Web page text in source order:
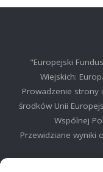
"Europejski
Wiejskich:
Prowadzenie strony
środków Unii
Wspólnej
Przewidziane wyniki